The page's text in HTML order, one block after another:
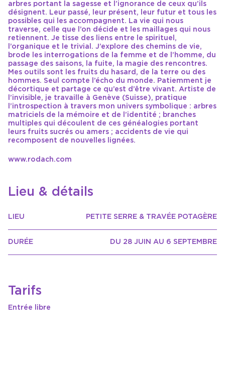
arbres portant la sagesse et l’ignorance de ceux qu’ils
désignent. Leur passé, leur présent, leur futur et tous les
possibles qui les accompagnent. La vie qui nous
traverse, celle que l’on décide et les maillages qui nous
retiennent. Je tisse des liens entre le spirituel,
l’organique et le trivial. J’explore des chemins de vie,
brode les interrogations de la femme et de l’homme, du
passage des saisons, la fuite, la magie des rencontres.
Mes outils sont les fruits du hasard, de la terre ou des
hommes. Seul compte l’écho du monde. Patiemment je
décortique et partage ce qu’est d’être vivant. Artiste de
l’invisible, je travaille à Genève (Suisse), pratique
l’introspection à travers mon univers symbolique : arbres
matriciels de la mémoire et de l’identité ; branches
multiples qui découlent de ces généalogies portant
leurs fruits sucrés ou amers ; accidents de vie qui
recomposent de nouvelles lignées.
www.rodach.com
Lieu & détails
LIEU PETITE SERRE & TRAVÉE POTAGÈRE
DURÉE DU 28 JUIN AU 6 SEPTEMBRE
Tarifs
Entrée libre